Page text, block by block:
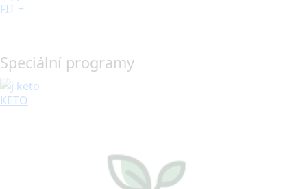
FIT +
Speciální programy
KETO